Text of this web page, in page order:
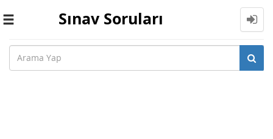
Toggle
Sınav Soruları